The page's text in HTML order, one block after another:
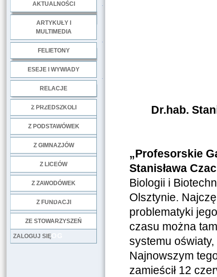
AKTUALNOŚCI
ARTYKUŁY I
MULTIMEDIA
FELIETONY
ESEJE I WYWIADY
RELACJE
Z PRZEDSZKOLI
Z PODSTAWÓWEK
Z GIMNAZJÓW
Z LICEÓW
Z ZAWODÓWEK
Z FUNDACJI
ZE STOWARZYSZEŃ
LOG
ZALOGUJ SIĘ
Dr.hab.
„Profesorskie
Stanisława
Biologii i
Olsztynie.
problematyki
czasu można
systemu
Najnowszym
zamieścił 12